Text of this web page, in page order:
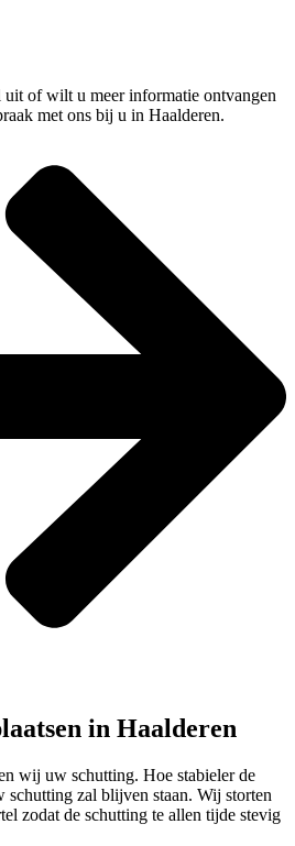
uit of wilt u meer informatie ontvangen
met ons bij u in Haalderen.
in Haalderen
wij uw schutting. Hoe stabieler de
schutting zal blijven staan. Wij storten
zodat de schutting te allen tijde stevig